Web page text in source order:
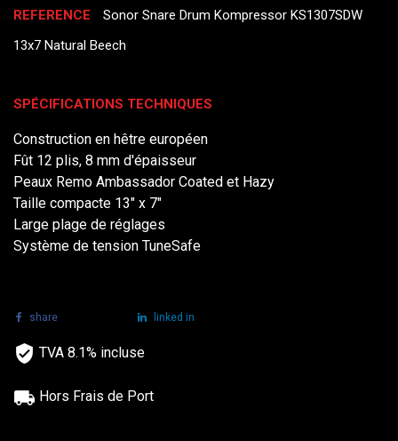
REFERENCE
Sonor Snare Drum Kompressor KS1307SDW
13x7 Natural Beech
SPÉCIFICATIONS TECHNIQUES
Construction en hêtre européen
Fût 12 plis, 8 mm d'épaisseur
Peaux Remo Ambassador Coated et Hazy
Taille compacte 13" x 7"
Large plage de réglages
Système de tension TuneSafe
share linked in
TVA 8.1% incluse
Hors Frais de Port